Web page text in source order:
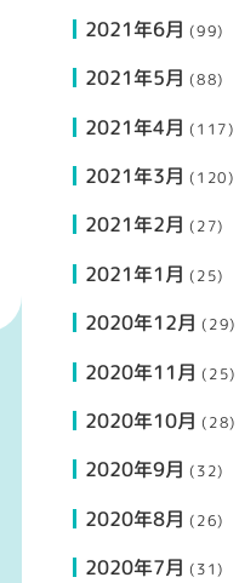
2021年6月 (99)
2021年5月 (88)
2021年4月 (117)
2021年3月 (120)
2021年2月 (27)
2021年1月 (25)
2020年12月 (29)
2020年11月 (25)
2020年10月 (28)
2020年9月 (32)
2020年8月 (26)
2020年7月 (31)